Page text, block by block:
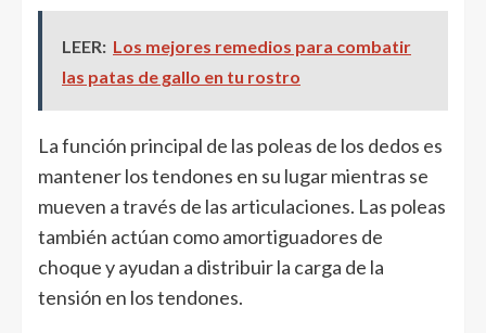
LEER: Los mejores remedios para combatir
las patas de gallo en tu rostro
La función principal de las poleas de los dedos es
mantener los tendones en su lugar mientras se
mueven a través de las articulaciones. Las poleas
también actúan como amortiguadores de
choque y ayudan a distribuir la carga de la
tensión en los tendones.